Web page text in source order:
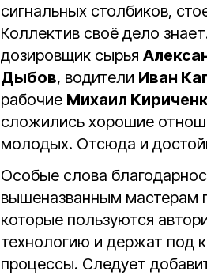
сигнальных столбиков,
Коллектив своё дело
дозировщик сырья
Дыбов, водители Иван
рабочие Михаил
сложились хорошие
молодых. Отсюда и
Особые слова
вышеназванным мастерам
которые пользуются
технологию и держат под
процессы. Следует